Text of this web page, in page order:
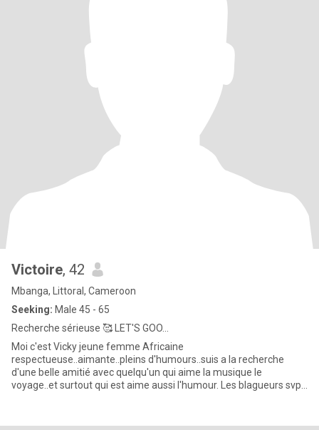
Victoire, 42
Mbanga, Littoral, Cameroon
Seeking: Male 45 - 65
Recherche sérieuse 🥰 LET'S GOO...
Moi c'est Vicky jeune femme Africaine
respectueuse..aimante..pleins d'humours..suis a la recherche
d'une belle amitié avec quelqu'un qui aime la musique le
voyage..et surtout qui est aime aussi l'humour. Les blagueurs svp